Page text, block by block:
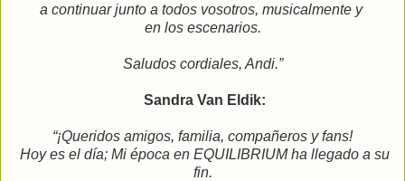
a continuar junto a todosvosotros, musicalmente y
en los escenarios.
Saludos cordiales, Andi.”
Sandra Van Eldik:
“¡Queridos amigos, familia, compañeros y fans!
Hoy es el día; Mi época en EQUILIBRIUM ha llegado a su
fin.